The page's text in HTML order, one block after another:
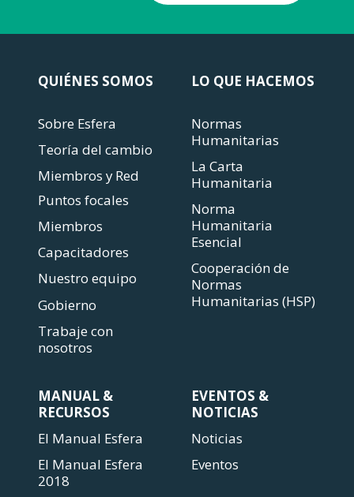
QUIÉNES SOMOS
Sobre Esfera
Teoría del cambio
Miembros y Red
Puntos focales
Miembros
Capacitadores
Nuestro equipo
Gobierno
Trabaje con
nosotros
LO QUE HACEMOS
Normas
Humanitarias
La Carta
Humanitaria
Norma
Humanitaria
Esencial
Cooperación de
Normas
Humanitarias (HSP)
MANUAL &
RECURSOS
El Manual Esfera
El Manual Esfera
2018
EVENTOS &
NOTICIAS
Noticias
Eventos